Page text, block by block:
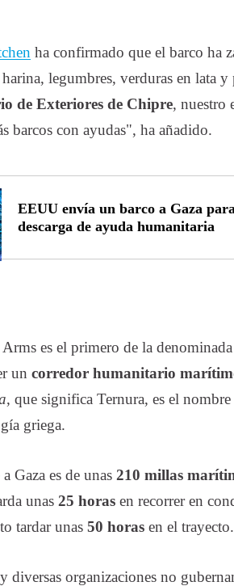
ha confirmado que el barco ha
legumbres, verduras en lata
de Exteriores de Chipre, nuestro
barcos con ayudas", ha añadido.
EEUU envía un barco a Gaza
descarga de ayuda humanitaria
es el primero de la
un corredor humanitario
, que significa Ternura, es el nombre
griega.
Gaza es de unas 210 millas
unas 25 horas en recorrer en
tardar unas 50 horas en el trayecto.
y diversas organizaciones no